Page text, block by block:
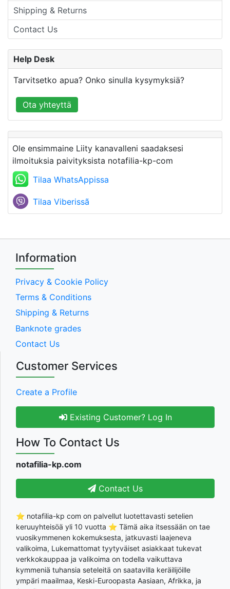
Shipping & Returns
Contact Us
Help Desk
Tarvitsetko apua? Onko sinulla kysymyksiä?
Ota yhteyttä
Ole ensimmaine Liity kanavalleni saadaksesi
ilmoituksia paivityksista notafilia-kp-com
Tilaa WhatsAppissa
Tilaa Viberissã
Information
Privacy & Cookie Policy
Terms & Conditions
Shipping & Returns
Banknote grades
Contact Us
Customer Services
Create a Profile
Existing Customer? Log In
How To Contact Us
notafilia-kp.com
Contact Us
⭐ notafilia-kp com on palvellut luotettavasti setelien
keruuyhteisöä yli 10 vuotta ⭐ Tämä aika itsessään on tae
vuosikymmenen kokemuksesta, jatkuvasti laajeneva
valikoima, Lukemattomat tyytyväiset asiakkaat tukevat
verkkokauppaa ja valikoima on todella vaikuttava
kymmeniä tuhansia seteleitä on saatavilla keräilijöille
ympäri maailmaa, Keski-Euroopasta Aasiaan, Afrikka, ja